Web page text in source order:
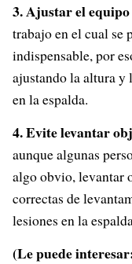
3. Ajustar el
trabajo en el cual se
indispensable, por
ajustando la altura y
en la espalda.
4. Evite levantar
aunque algunas
algo obvio, levantar
correctas de
lesiones en la
(Le puede